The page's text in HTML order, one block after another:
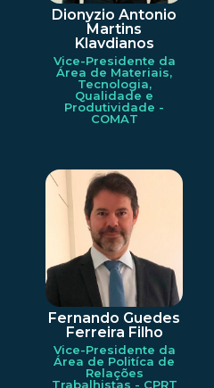
Dionyzio Antonio
Martins
Klavdianos
Vice-Presidente da
Área de Materiais,
Tecnologia,
Qualidade e
Produtividade -
COMAT
Fernando Guedes
Ferreira Filho
Vice-Presidente da
Área de Politíca de
Relações
Trabalhistas - CPRT